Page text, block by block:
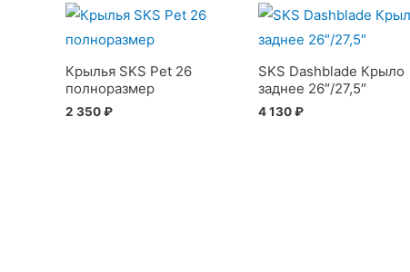
Крылья SKS Pet 26
полноразмер
2 350₽
SKS Dashblade Крыло
заднее 26″/27,5″
4 130₽